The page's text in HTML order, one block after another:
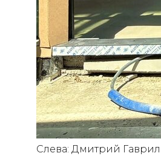
Слева: Дмитрий